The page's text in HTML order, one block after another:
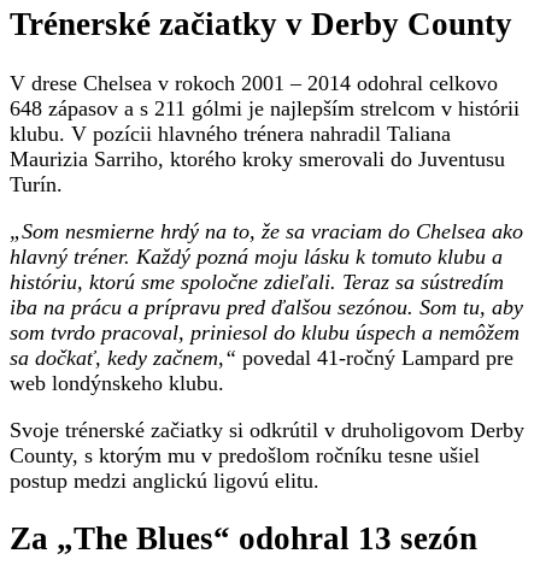
Trénerské začiatky v Derby County
V drese Chelsea v rokoch 2001 – 2014 odohral celkovo
648 zápasov a s 211 gólmi je najlepším strelcom v histórii
klubu. V pozícii hlavného trénera nahradil Taliana
Maurizia Sarriho, ktorého kroky smerovali do Juventusu
Turín.
„Som nesmierne hrdý na to, že sa vraciam do Chelsea ako
hlavný tréner. Každý pozná moju lásku k tomuto klubu a
históriu, ktorú sme spoločne zdieľali. Teraz sa sústredím
iba na prácu a prípravu pred ďalšou sezónou. Som tu, aby
som tvrdo pracoval, priniesol do klubu úspech a nemôžem
sa dočkať, kedy začnem,“ povedal 41-ročný Lampard pre
web londýnskeho klubu.
Svoje trénerské začiatky si odkrútil v druholigovom Derby
County, s ktorým mu v predošlom ročníku tesne ušiel
postup medzi anglickú ligovú elitu.
Za „The Blues“ odohral 13 sezón